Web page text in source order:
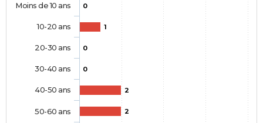
0
1
0
0
2
2
Moins de 10 ans
10-20 ans
20-30 ans
30-40 ans
40-50 ans
50-60 ans